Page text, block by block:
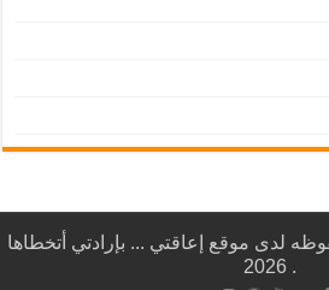
لدى موقع إعاقتي ... بإرادتي أتخطاها
. 2026